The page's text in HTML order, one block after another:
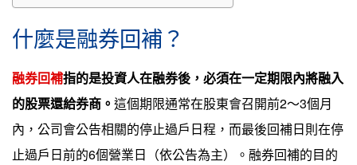
什麼是融券回補？
融券回補指的是投資人在融券後，必須在一定期限內將融入
的股票還給券商。 這個期限通常在股東會召開前2～3個月
內，公司會公告相關的停止過戶日程，而最後回補日則在停
止過戶日前的6個營業日（依公告為主）。融券回補的目的